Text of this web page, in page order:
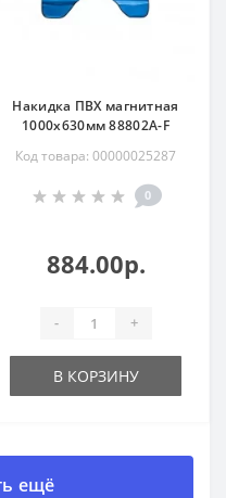
Накидка ПВХ магнитная
1000х630мм 88802A-F
Код товара: 00000025287
0
884.00р.
- +
В КОРЗИНУ
ещё